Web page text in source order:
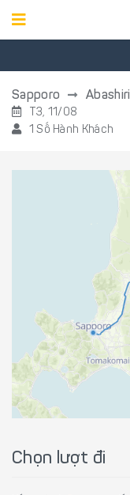
Sapporo Abashiri
T3, 11/08
1 Số Hành Khách
Chọn lượt đi